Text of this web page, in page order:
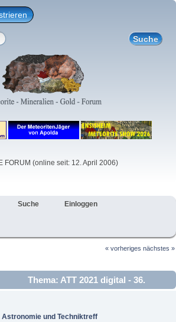
FORUM (online seit: 12. April 2006)
Suche Einloggen
« vorheriges nächstes »
Thema: ATT 2021 digital - 36.
(Gelesen 2301 mal)
Astronomie und Techniktreff